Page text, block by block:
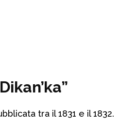
tra il 1831 e il 1832.